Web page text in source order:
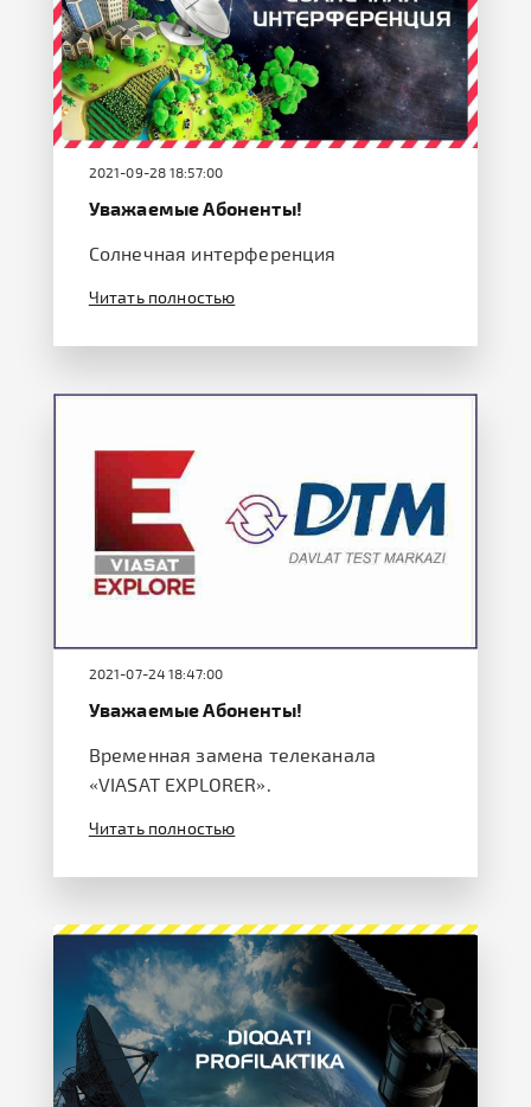
2021-09-28 18:57:00
Уважаемые Абоненты!
Солнечная интерференция
Читать полностью
2021-07-24 18:47:00
Уважаемые Абоненты!
Временная замена телеканала
«VIASAT EXPLORER».
Читать полностью